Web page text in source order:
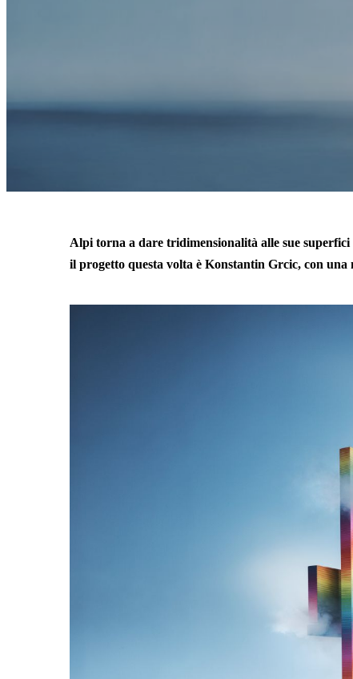
Alpi torna a dare tridimensionalità alle sue
il progetto questa volta è Konstantin Grcic, con una